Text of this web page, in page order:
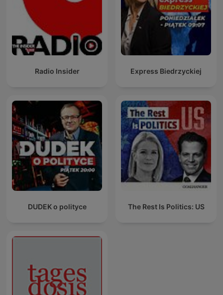
Radio Insider Express Biedrzyckiej
DUDEK o polityce The Rest Is Politics: US